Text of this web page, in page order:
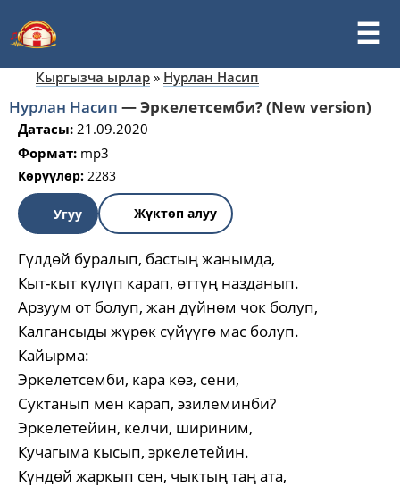
Кыргызча ырлар » Нурлан Насип
Нурлан Насип —Эркелетсемби? (New version)
Датасы: 21.09.2020
Формат: mp3
Көрүүлөр: 2283
Угуу Жүктөп алуу
Гүлдөй буралып, бастың жанымда,
Кыт-кыт күлүп карап, өттүң назданып.
Арзуум от болуп, жан дүйнөм чок болуп,
Калгансыды жүрөк сүйүүгө мас болуп.
Кайырма:
Эркелетсемби, кара көз, сени,
Суктанып мен карап, эзилеминби?
Эркелетейин, келчи, шириним,
Кучагыма кысып, эркелетейин.
Күндөй жаркып сен, чыктың таң ата,